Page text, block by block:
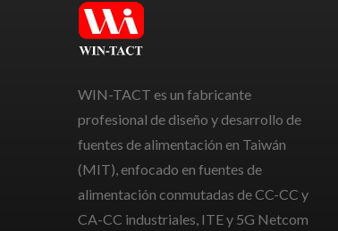
WIN-TACT es un fabricante
profesional de diseño y desarrollo de
fuentes de alimentación en Taiwán
(MIT), enfocado en fuentes de
alimentación conmutadas de CC-CC y
CA-CC industriales, ITE y 5G Netcom